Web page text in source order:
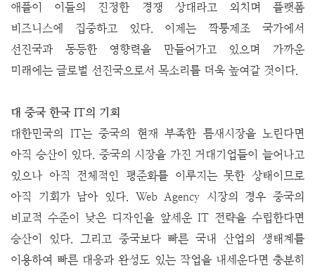
애플이 이들의 진정한 경쟁 상대라고 외치며 플랫폼
비즈니스에 집중하고 있다. 이제는 짝퉁제조 국가에서
선진국과 동등한 영향력을 만들어가고 있으며 가까운
미래에는 글로벌 선진국으로서 목소리를 더욱 높여갈 것이다.
대 중국 한국 IT의 기회
대한민국의 IT는 중국의 현재 부족한 틈새시장을 노린다면
아직 승산이 있다. 중국의 시장을 가진 거대기업들이 늘어나고
있으나 아직 전체적인 평준화를 이루지는 못한 상태이므로
아직 기회가 남아 있다. Web Agency 시장의 경우 중국의
비교적 수준이 낮은 디자인을 앞세운 IT 전략을 수립한다면
승산이 있다. 그리고 중국보다 빠른 국내 산업의 생태계를
이용하여 빠른 대응과 완성도 있는 작업을 내세운다면 충분히